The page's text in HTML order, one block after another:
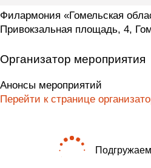
Филармония «Гомельская
Привокзальная площадь, 4,
Организатор мероприятия
Анонсы мероприятий
Перейти к странице